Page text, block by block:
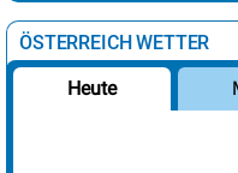
ÖSTERREICH WETTER
Heute